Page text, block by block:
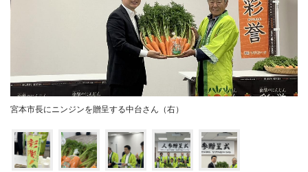
宮本市長にニンジンを贈呈する中台さん（右）